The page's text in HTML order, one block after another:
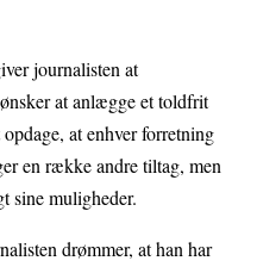
journalisten at
at anlægge et toldfrit
at enhver forretning
en række andre tiltag, men
sine muligheder.
drømmer, at han har